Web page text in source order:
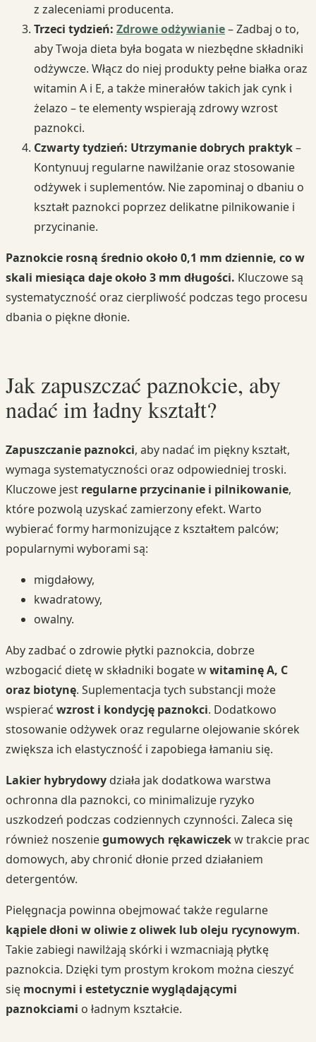
z zaleceniami producenta.
Trzeci tydzień: Zdrowe odżywianie– Zadbaj o to,
aby Twoja dieta była bogata w niezbędne składniki
odżywcze. Włącz do niej produkty pełne białka oraz
witamin A i E, a także minerałów takich jak cynk i
żelazo – te elementy wspierają zdrowy wzrost
paznokci.
Czwarty tydzień: Utrzymanie dobrych praktyk–
Kontynuuj regularne nawilżanie oraz stosowanie
odżywek i suplementów. Nie zapominaj o dbaniu o
kształt paznokci poprzez delikatne pilnikowanie i
przycinanie.
Paznokcie rosną średnio około 0,1 mm dziennie, co w
skali miesiąca daje około 3 mm długości. Kluczowe są
systematyczność oraz cierpliwość podczas tego procesu
dbania o piękne dłonie.
Jak zapuszczać paznokcie, aby
nadać im ładny kształt?
Zapuszczanie paznokci, aby nadać im piękny kształt,
wymaga systematyczności oraz odpowiedniej troski.
Kluczowe jest regularne przycinanie i pilnikowanie,
które pozwolą uzyskać zamierzony efekt. Warto
wybierać formy harmonizujące z kształtem palców;
popularnymi wyborami są:
migdałowy,
kwadratowy,
owalny.
Aby zadbać o zdrowie płytki paznokcia, dobrze
wzbogacić dietę w składniki bogate wwitaminę A, C
oraz biotynę. Suplementacja tych substancji może
wspierać wzrost i kondycję paznokci. Dodatkowo
stosowanie odżywek oraz regularne olejowanie skórek
zwiększa ich elastyczność i zapobiega łamaniu się.
Lakier hybrydowy działa jak dodatkowa warstwa
ochronna dla paznokci, co minimalizuje ryzyko
uszkodzeń podczas codziennych czynności. Zaleca się
również noszeniegumowych rękawiczekw trakcie prac
domowych, aby chronić dłonie przed działaniem
detergentów.
Pielęgnacja powinna obejmować także regularne
kąpiele dłoni w oliwie z oliwek lub oleju rycynowym.
Takie zabiegi nawilżają skórki i wzmacniają płytkę
paznokcia. Dzięki tym prostym krokom można cieszyć
się mocnymi i estetycznie wyglądającymi
paznokciami o ładnym kształcie.